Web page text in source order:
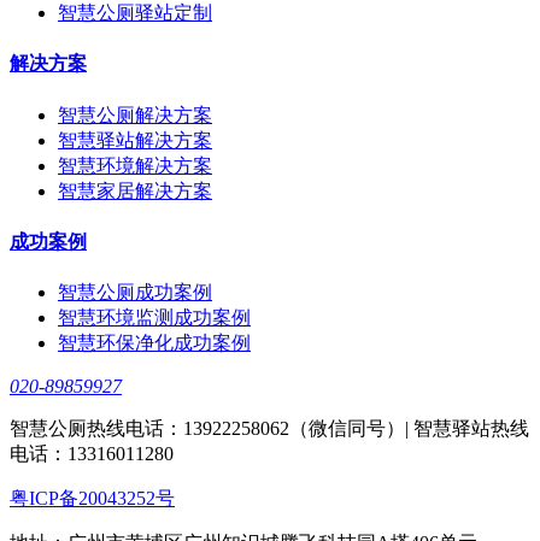
智慧公厕驿站定制
解决方案
智慧公厕解决方案
智慧驿站解决方案
智慧环境解决方案
智慧家居解决方案
成功案例
智慧公厕成功案例
智慧环境监测成功案例
智慧环保净化成功案例
020-89859927
智慧公厕热线电话：13922258062（微信同号）| 智慧驿站热线
电话：13316011280
粤ICP备20043252号